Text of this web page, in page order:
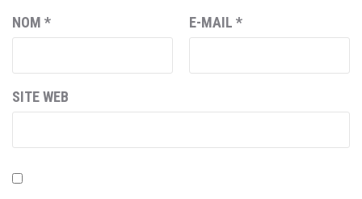
NOM * E-MAIL *
SITE WEB